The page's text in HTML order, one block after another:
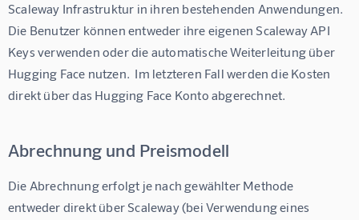
Scaleway Infrastruktur in ihren bestehenden Anwendungen.
Die Benutzer können entweder ihre eigenen Scaleway API
Keys verwenden oder die automatische Weiterleitung über
Hugging Face nutzen.  Im letzteren Fall werden die Kosten
direkt über das Hugging Face Konto abgerechnet.
Abrechnung und Preismodell
Die Abrechnung erfolgt je nach gewählter Methode
entweder direkt über Scaleway (bei Verwendung eines